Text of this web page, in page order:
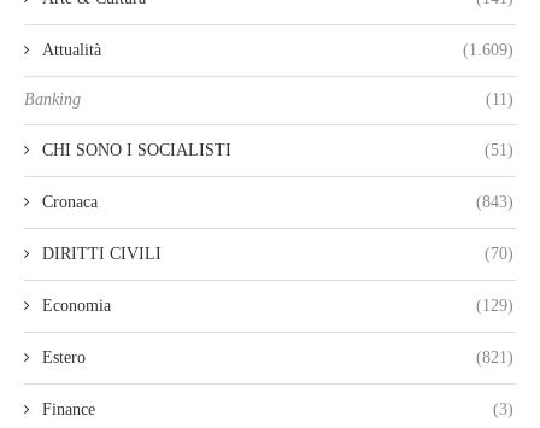
Attualità (1.609)
Banking (11)
CHI SONO I SOCIALISTI (51)
Cronaca (843)
DIRITTI CIVILI (70)
Economia (129)
Estero (821)
Finance (3)